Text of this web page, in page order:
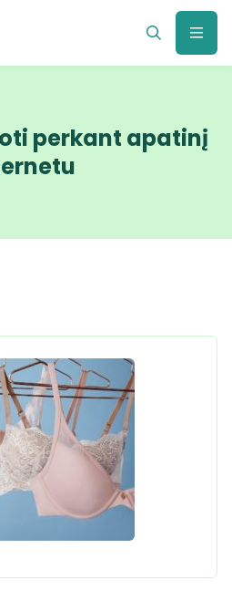
perkant apatinį